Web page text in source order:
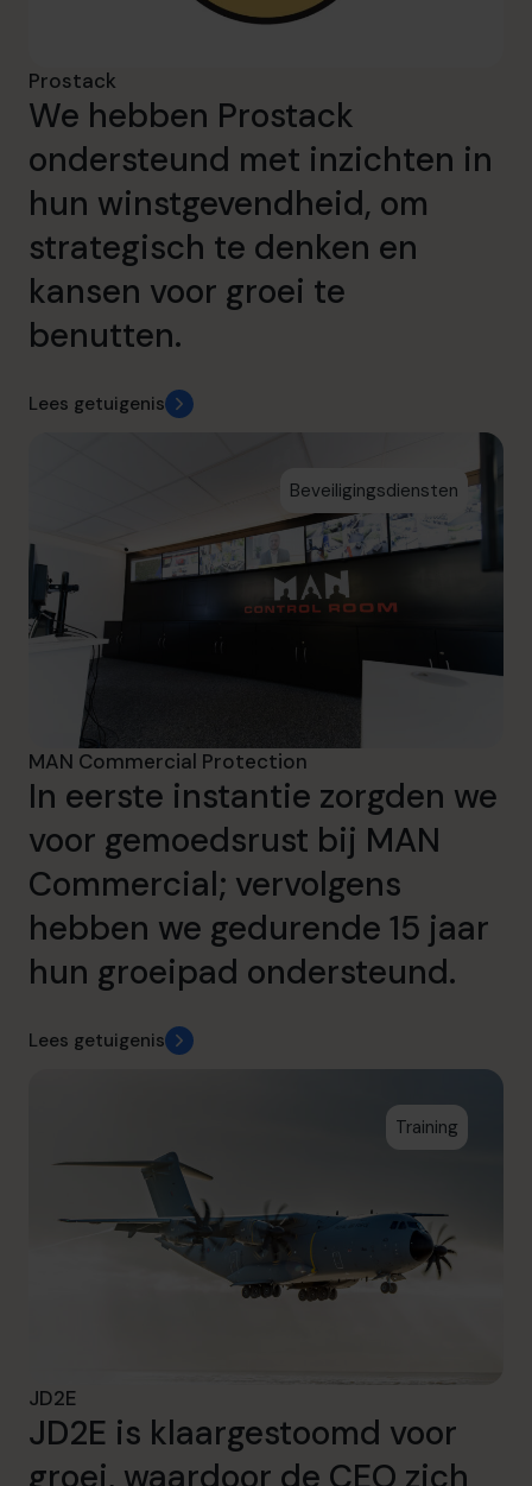
Prostack
We hebben Prostack
ondersteund met inzichten in
hun winstgevendheid, om
strategisch te denken en
kansen voor groei te
benutten.
Lees getuigenis
Beveiligingsdiensten
MAN Commercial Protection
In eerste instantie zorgden we
voor gemoedsrust bij MAN
Commercial; vervolgens
hebben we gedurende 15 jaar
hun groeipad ondersteund.
Lees getuigenis
Training
JD2E
JD2E is klaargestoomd voor